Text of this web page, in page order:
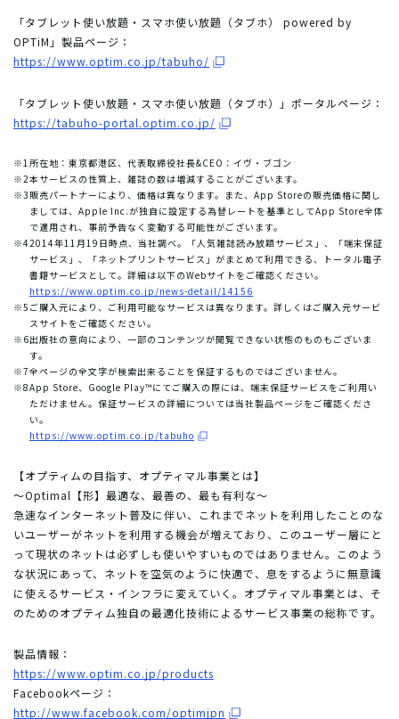
「タブレット使い放題・スマホ使い放題（タブホ） powered by
OPTiM」製品ページ：
https://www.optim.co.jp/tabuho/
「タブレット使い放題・スマホ使い放題（タブホ）」ポータルページ：
https://tabuho-portal.optim.co.jp/
※1所在地：東京都港区、代表取締役社長&CEO：イヴ・ブゴン
※2本サービスの性質上、雑誌の数は増減することがございます。
※3販売パートナーにより、価格は異なります。また、App Storeの販売価格に関し
ましては、Apple Inc.が独自に設定する為替レートを基準としてApp Store全体
で適用され、事前予告なく変動する可能性がございます。
※42014年11月19日時点、当社調べ。「人気雑誌読み放題サービス」、「端末保証
サービス」、「ネットプリントサービス」がまとめて利用できる、トータル電子
書籍サービスとして。詳細は以下のWebサイトをご確認ください。
https://www.optim.co.jp/news-detail/14156
※5 ご購入元により、ご利用可能なサービスは異なります。詳しくはご購入元サービ
スサイトをご確認ください。
※6出版社の意向により、一部のコンテンツが閲覧できない状態のものもございま
す。
※7全ページの全文字が検索出来ることを保証するものではございません。
※8App Store、Google Play™にてご購入の際には、端末保証サービスをご利用い
ただけません。保証サービスの詳細については当社製品ページをご確認くださ
い。
https://www.optim.co.jp/tabuho
【オプティムの目指す、オプティマル事業とは】
～Optimal【形】最適な、最善の、最も有利な～
急速なインターネット普及に伴い、これまでネットを利用したことのな
いユーザーがネットを利用する機会が増えており、このユーザー層にと
って現状のネットは必ずしも使いやすいものではありません。このよう
な状況にあって、ネットを空気のように快適で、息をするように無意識
に使えるサービス・インフラに変えていく。オプティマル事業とは、そ
のためのオプティム独自の最適化技術によるサービス事業の総称です。
製品情報：
https://www.optim.co.jp/products
Facebookページ：
http://www.facebook.com/optimjpn